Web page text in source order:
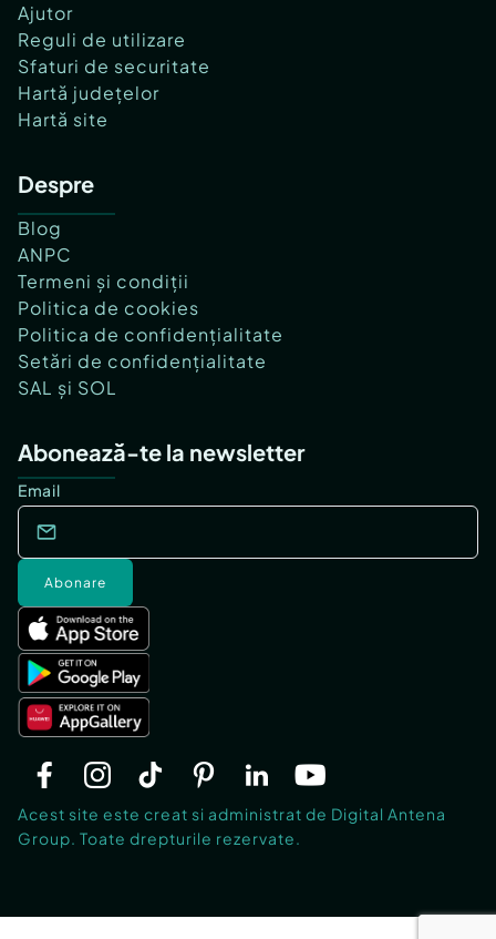
Ajutor
Reguli de utilizare
Sfaturi de securitate
Hartă județelor
Hartă site
Despre
Blog
ANPC
Termeni și condiții
Politica de cookies
Politica de confidențialitate
Setări de confidențialitate
SAL și SOL
Abonează-te la newsletter
Email
Abonare
Acest site este creat si administrat de Digital Antena
Group. Toate drepturile rezervate.